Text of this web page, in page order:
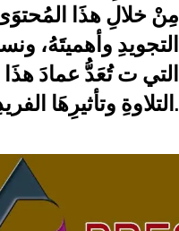
مِنْ خلالِ هذَا
التجويدِ وأهميتَهُ،
التي ت تُعَدُّ عمادَ هذَا
التلاوةِ وتأثيرِهَا الفريدِ علَى القلوبِ والعقولِ.